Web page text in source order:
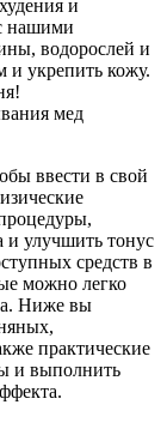
и
нашими
водорослей и
и укрепить кожу.
мед
ввести в свой
и улучшить тонус
средств в
можно легко
Ниже вы
практические
и выполнить